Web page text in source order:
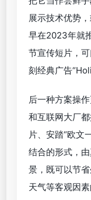
展示技术优势
早在2023年就
节宣传短片，
刻经典广告
后一种方案操
和互联网大厂
片、安踏“欧文
结合的形式，
景，既可以节
天气等客观因素